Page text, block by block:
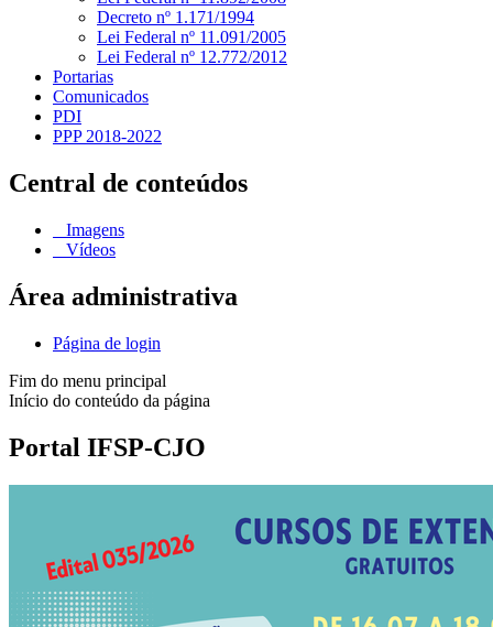
Decreto nº 1.171/1994
Lei Federal nº 11.091/2005
Lei Federal nº 12.772/2012
Portarias
Comunicados
PDI
PPP 2018-2022
Central de conteúdos
Imagens
Vídeos
Área administrativa
Página de login
Fim do menu principal
Início do conteúdo da página
Portal IFSP-CJO